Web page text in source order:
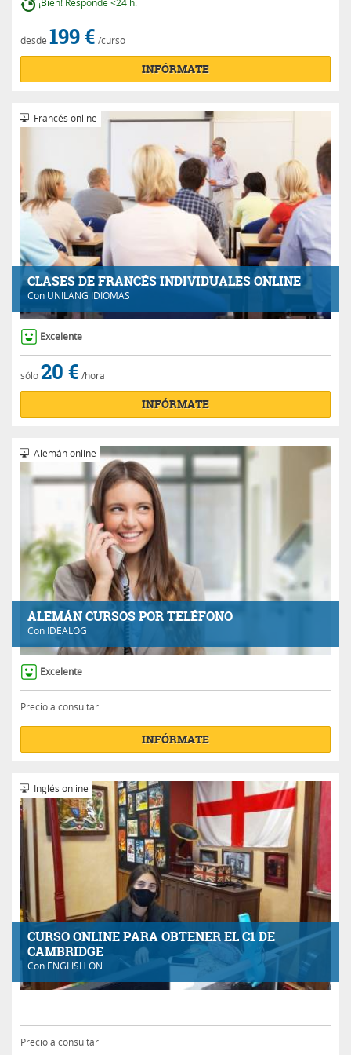
desde 199 € /curso
INFÓRMATE
CLASES DE FRANCÉS INDIVIDUALES ONLINE
Con UNILANG IDIOMAS
Francés online
Excelente
sólo20 € /hora
INFÓRMATE
ALEMÁN CURSOS POR TELÉFONO
Con IDEALOG
Alemán online
Excelente
Precio a consultar
INFÓRMATE
CURSO ONLINE PARA OBTENER EL C1 DE
CAMBRIDGE
Con ENGLISH ON
Inglés online
Precio a consultar